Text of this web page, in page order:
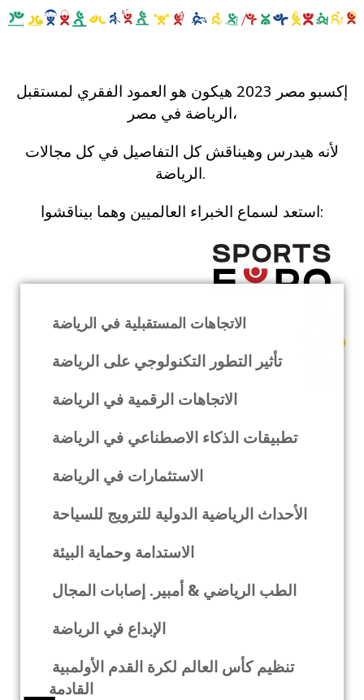
إكسبو مصر 2023 هيكون هو العمود الفقري لمستقبل
الرياضة في مصر،
لأنه هيدرس وهيناقش كل التفاصيل في كل مجالات
الرياضة.
استعد لسماع الخبراء العالميين وهما بيناقشوا:
الاتجاهات المستقبلية في الرياضة
تأثير التطور التكنولوجي على الرياضة
الاتجاهات الرقمية في الرياضة
تطبيقات الذكاء الاصطناعي في الرياضة
الاستثمارات في الرياضة
الأحداث الرياضية الدولية للترويج للسياحة
الاستدامة وحماية البيئة
الطب الرياضي & أمبير. إصابات المجال
الإبداع في الرياضة
تنظيم كأس العالم لكرة القدم الأولمبية
القادمة